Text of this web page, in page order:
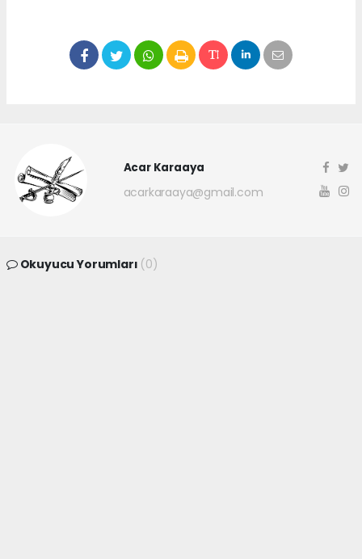
Acar Karaaya
acarkaraaya@gmail.com
Okuyucu Yorumları (0)